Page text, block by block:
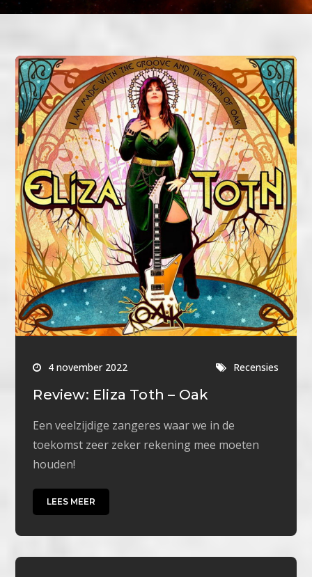
4 november 2022 Recensies
Review: Eliza Toth – Oak
Een veelzijdige zangeres waar we in de
toekomst zeer zeker rekening mee moeten
houden!
LEES MEER